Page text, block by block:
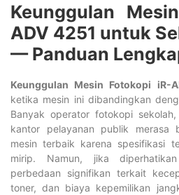
Keunggulan
ADV 4251 untuk
— Panduan
Keunggulan Mesin Fotokopi iR-
ketika mesin ini dibandingkan
Banyak operator fotokopi
kantor pelayanan publik merasa
mesin terbaik karena spesifikasi
mirip. Namun, jika
perbedaan signifikan terkait
toner, dan biaya kepemilikan